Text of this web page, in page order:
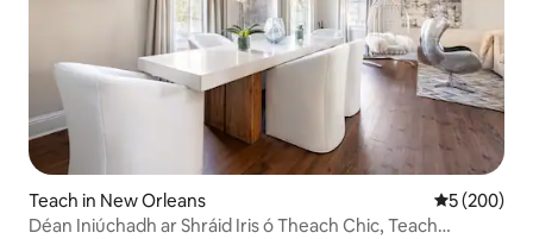
Teach in New Orleans Meánrátáil
5 (200)
Déan Iniúchadh ar Shráid Iris ó Theach Chic, Teach